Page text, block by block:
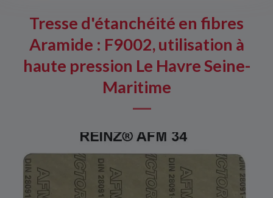
Tresse d'étanchéité en fibres
Aramide : F9002, utilisation à
haute pression Le Havre Seine-
Maritime